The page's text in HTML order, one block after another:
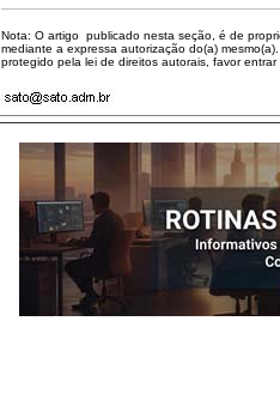
Nota: O artigo publicado nesta seção, é de
mediante a expressa autorização do(a)
protegido pela lei de direitos autorais, favor